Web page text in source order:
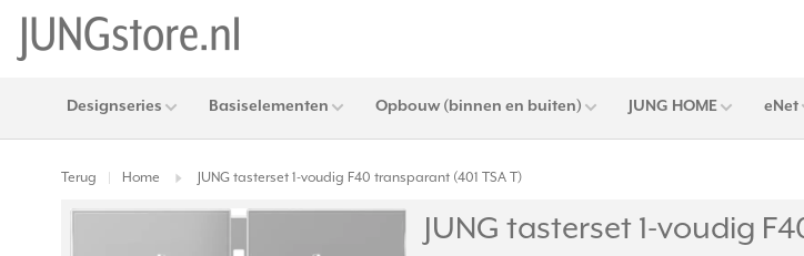
Designseries Basiselementen Opbouw (binnen en buiten) JUNG HOME eNet
Terug Home JUNG tasterset 1-voudig F40 transparant (401 TSA T)
JUNG tasterset 1-voudig